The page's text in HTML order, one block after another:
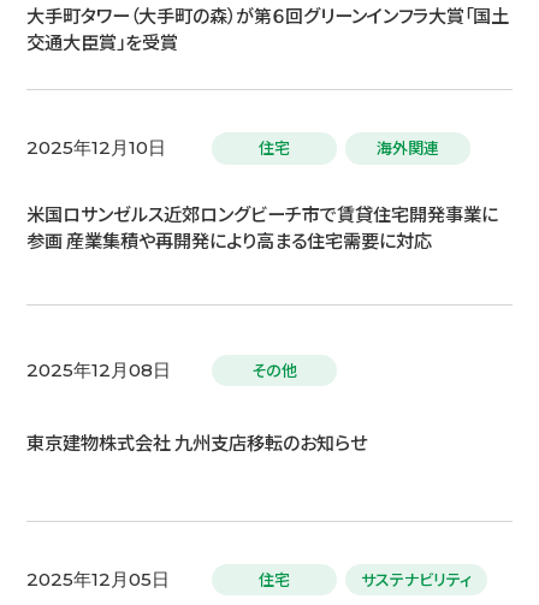
大手町タワー（大手町の森）が第６回グリーンインフラ大賞「国土
交通大臣賞」を受賞
2025年12月10日 住宅 海外関連
米国ロサンゼルス近郊ロングビーチ市で賃貸住宅開発事業に
参画 産業集積や再開発により高まる住宅需要に対応
2025年12月08日 その他
東京建物株式会社 九州支店移転のお知らせ
2025年12月05日 住宅 サステナビリティ